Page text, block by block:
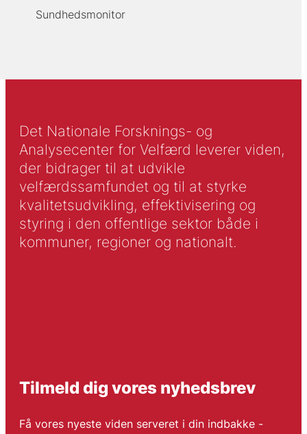
Sundhedsmonitor
Det Nationale Forsknings- og
Analysecenter for Velfærd leverer viden,
der bidrager til at udvikle
velfærdssamfundet og til at styrke
kvalitetsudvikling, effektivisering og
styring i den offentlige sektor både i
kommuner, regioner og nationalt.
Tilmeld dig vores nyhedsbrev
Få vores nyeste viden serveret i din indbakke -